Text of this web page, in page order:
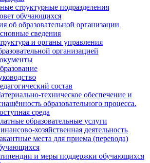
структурные подразделения
обучающихся
об образовательной организации
сведения
и органы управления
организацией
состав
техническое обеспечение и
образовательного процесса.
среда
образовательные услуги
хозяйственная деятельность
места для приема (перевода)
и меры поддержки обучающихся